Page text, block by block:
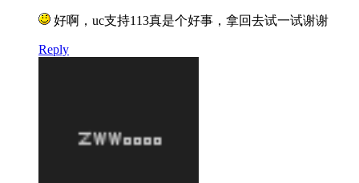
好啊，uc支持113真是个好事，拿回去试一试谢谢
Reply